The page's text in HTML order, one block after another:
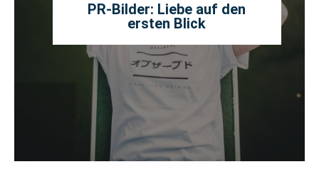
PR-Bilder: Liebe auf den
ersten Blick